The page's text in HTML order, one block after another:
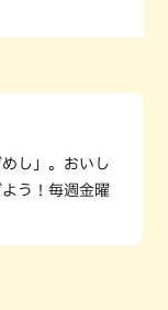
し」。おいし
う！毎週金曜